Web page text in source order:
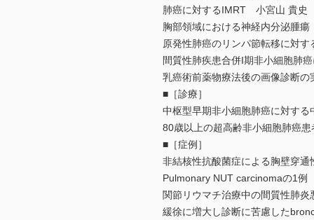
肺癌に対するIMRT 小宮山 貴史
胸部領域における神経内分泌腫
原発性肺癌のリンパ節転移に対
間質性肺疾患合併I期非小細胞肺
乳癌術前薬物療法後の画像診断
■［診療］
中枢型早期非小細胞肺癌に対す
80歳以上の超高齢非小細胞肺癌
■［症例］
非結核性抗酸菌症による胸壁穿
Pulmonary NUT carcinomaの1
関節リウマチ治療中の間質性肺
緩徐に増大し診断に苦慮した